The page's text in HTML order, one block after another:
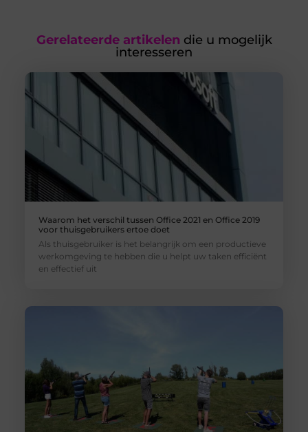
Gerelateerde artikelen die u mogelijk
interesseren
Waarom het verschil tussen Office 2021 en Office 2019
voor thuisgebruikers ertoe doet
Als thuisgebruiker is het belangrijk om een productieve
werkomgeving te hebben die u helpt uw taken efficiënt
en effectief uit